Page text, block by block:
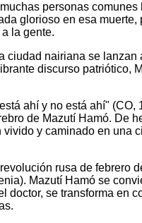
personas
glorioso en esa
la gente.
nairiana se
discurso patriótico,
ahí y no está ahí"
de Mazutí Hamó. De
y caminado en una
rusa de febrero
Mazutí Hamó se
se transforma en